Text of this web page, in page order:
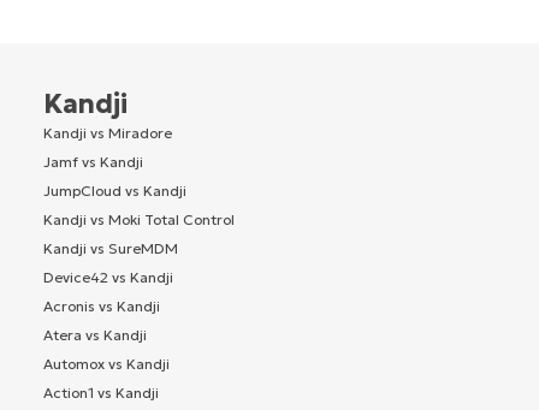
Kandji
Kandji vs Miradore
Jamf vs Kandji
JumpCloud vs Kandji
Kandji vs Moki Total Control
Kandji vs SureMDM
Device42 vs Kandji
Acronis vs Kandji
Atera vs Kandji
Automox vs Kandji
Action1 vs Kandji